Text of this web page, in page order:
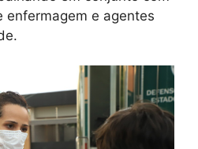
enfermagem e agentes